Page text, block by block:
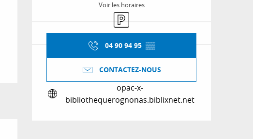
Voir les horaires
Parking
04 90 94 95 ▒▒
CONTACTEZ-NOUS
opac-x-
bibliothequerognonas.biblixnet.net